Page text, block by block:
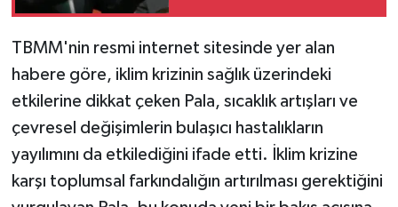
TBMM'nin resmi internet sitesinde yer alan
habere göre, iklim krizinin sağlık üzerindeki
etkilerine dikkat çeken Pala, sıcaklık artışları ve
çevresel değişimlerin bulaşıcı hastalıkların
yayılımını da etkilediğini ifade etti. İklim krizine
karşı toplumsal farkındalığın artırılması gerektiğini